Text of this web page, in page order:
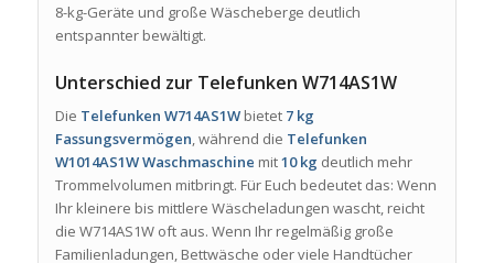
8-kg-Geräte und große Wäscheberge deutlich
entspannter bewältigt.
Unterschied zur Telefunken W714AS1W
Die Telefunken W714AS1Wbietet 7 kg
Fassungsvermögen, während die Telefunken
W1014AS1W Waschmaschine mit10 kg deutlich mehr
Trommelvolumen mitbringt. Für Euch bedeutet das: Wenn
Ihr kleinere bis mittlere Wäscheladungen wascht, reicht
die W714AS1W oft aus. Wenn Ihr regelmäßig große
Familienladungen, Bettwäsche oder viele Handtücher